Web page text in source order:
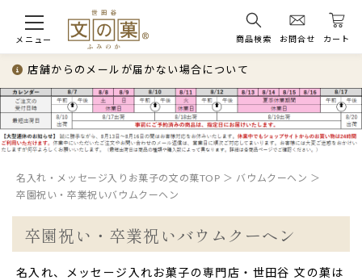
メニュー 商品検索 お問合せ カート
店舗からのメールが届かない場合について
名入れ・メッセージ入りお菓子の文の菓TOP
バウムクーヘン
卒園祝い・卒業祝いバウムクーヘン
卒園祝い・卒業祝いバウムクーヘン
名入れ、メッセージ入れお菓子の専門店・世田谷 文の菓は